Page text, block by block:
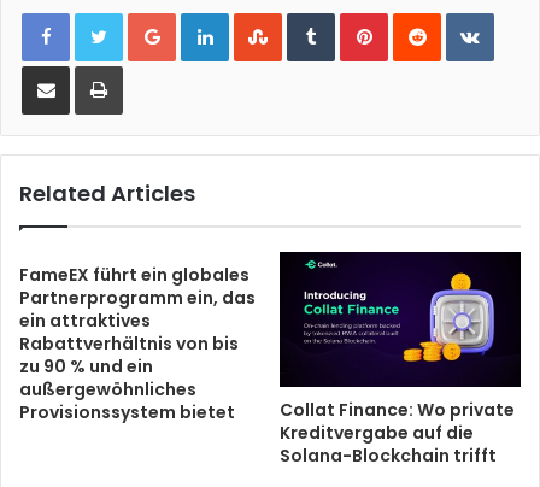
Google+LinkedInStumbleUpon
TumblrPinterestReddit
Share via Email Print
Related Articles
FameEX führt ein globales
Partnerprogramm ein, das
ein attraktives
Rabattverhältnis von bis
zu 90 % und ein
außergewöhnliches
Provisionssystem bietet
Collat Finance: Wo private
Kreditvergabe auf die
Solana-Blockchain trifft